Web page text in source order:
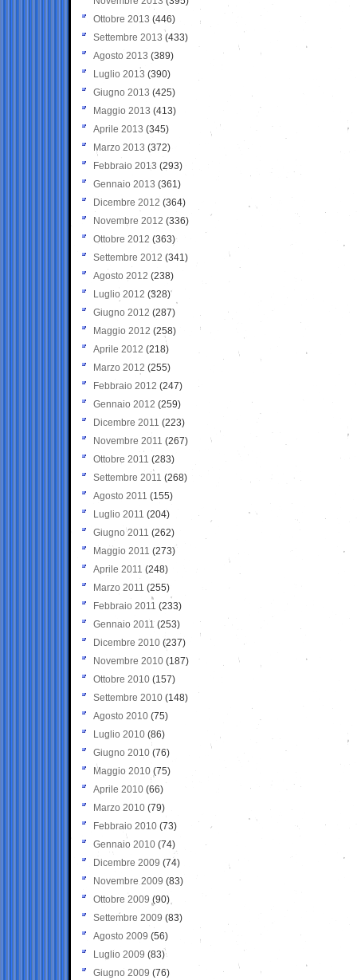
Ottobre 2013 (446)
Settembre 2013 (433)
Agosto 2013 (389)
Luglio 2013 (390)
Giugno 2013 (425)
Maggio 2013 (413)
Aprile 2013 (345)
Marzo 2013 (372)
Febbraio 2013 (293)
Gennaio 2013 (361)
Dicembre 2012 (364)
Novembre 2012 (336)
Ottobre 2012 (363)
Settembre 2012 (341)
Agosto 2012 (238)
Luglio 2012 (328)
Giugno 2012 (287)
Maggio 2012 (258)
Aprile 2012 (218)
Marzo 2012 (255)
Febbraio 2012 (247)
Gennaio 2012 (259)
Dicembre 2011 (223)
Novembre 2011 (267)
Ottobre 2011 (283)
Settembre 2011 (268)
Agosto 2011 (155)
Luglio 2011 (204)
Giugno 2011 (262)
Maggio 2011 (273)
Aprile 2011 (248)
Marzo 2011 (255)
Febbraio 2011 (233)
Gennaio 2011 (253)
Dicembre 2010 (237)
Novembre 2010 (187)
Ottobre 2010 (157)
Settembre 2010 (148)
Agosto 2010 (75)
Luglio 2010 (86)
Giugno 2010 (76)
Maggio 2010 (75)
Aprile 2010 (66)
Marzo 2010 (79)
Febbraio 2010 (73)
Gennaio 2010 (74)
Dicembre 2009 (74)
Novembre 2009 (83)
Ottobre 2009 (90)
Settembre 2009 (83)
Agosto 2009 (56)
Luglio 2009 (83)
Giugno 2009 (76)